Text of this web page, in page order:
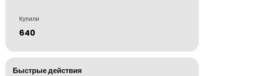
Купили
640
Быстрые действия